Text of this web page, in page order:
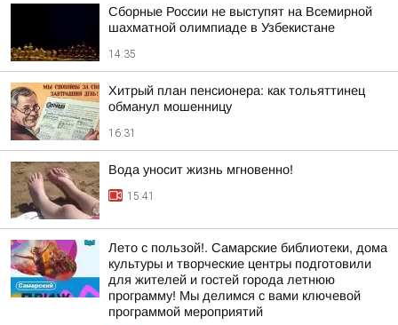
Сборные России не выступят на Всемирной
шахматной олимпиаде в Узбекистане
14:35
Хитрый план пенсионера: как тольяттинец
обманул мошенницу
16:31
Вода уносит жизнь мгновенно!
15:41
Лето с пользой!. Самарские библиотеки, дома
культуры и творческие центры подготовили
для жителей и гостей города летнюю
программу! Мы делимся с вами ключевой
программой мероприятий